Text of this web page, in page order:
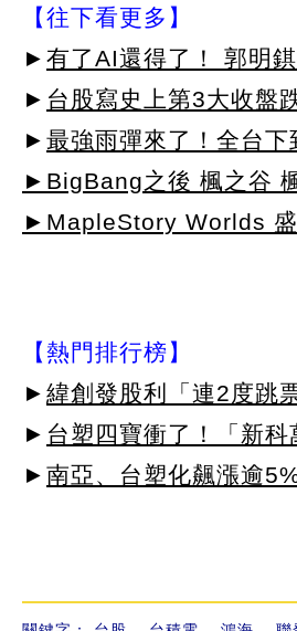
【往下看更多】
► 有了AI還得了！ 郭明
► 台股寫史上第3大收盤
► 最強雨彈來了！全台
►BigBang之後 楓之谷
►MapleStory Worlds
【熱門排行榜】
► 緯創發股利「連2度跳
► 台塑四寶衝了！「新
► 南亞、台塑化飆漲逾